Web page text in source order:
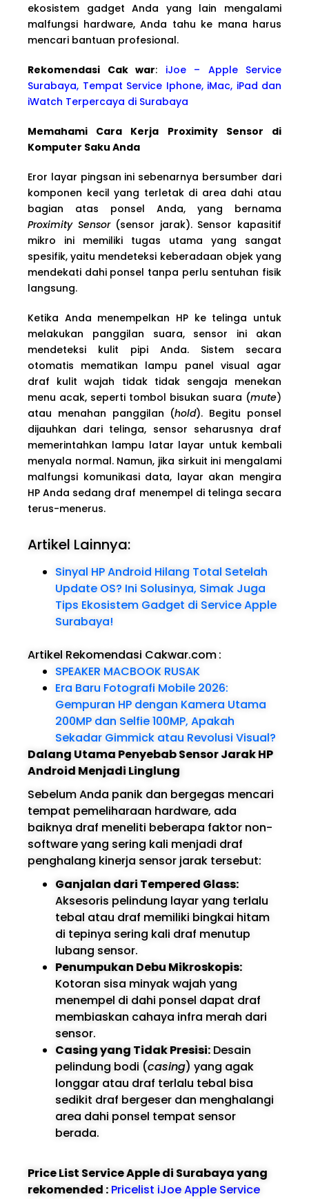
ekosistem gadget Anda yang lain mengalami
malfungsi hardware, Anda tahu ke mana harus
mencari bantuan profesional.
Rekomendasi Cak war: iJoe – Apple Service
Surabaya, Tempat Service Iphone, iMac, iPad dan
iWatch Terpercaya di Surabaya
Memahami Cara Kerja Proximity Sensor di
Komputer Saku Anda
Eror layar pingsan ini sebenarnya bersumber dari
komponen kecil yang terletak di area dahi atau
bagian atas ponsel Anda, yang bernama
Proximity Sensor(sensor jarak). Sensor kapasitif
mikro ini memiliki tugas utama yang sangat
spesifik, yaitu mendeteksi keberadaan objek yang
mendekati dahi ponsel tanpa perlu sentuhan fisik
langsung.
Ketika Anda menempelkan HP ke telinga untuk
melakukan panggilan suara, sensor ini akan
mendeteksi kulit pipi Anda. Sistem secara
otomatis mematikan lampu panel visual agar
draf kulit wajah tidak tidak sengaja menekan
menu acak, seperti tombol bisukan suara (mute)
atau menahan panggilan (hold). Begitu ponsel
dijauhkan dari telinga, sensor seharusnya draf
memerintahkan lampu latar layar untuk kembali
menyala normal. Namun, jika sirkuit ini mengalami
malfungsi komunikasi data, layar akan mengira
HP Anda sedang draf menempel di telinga secara
terus-menerus.
Artikel Lainnya:
Sinyal HP Android Hilang Total Setelah
Update OS? Ini Solusinya, Simak Juga
Tips Ekosistem Gadget di Service Apple
Surabaya!
Artikel Rekomendasi Cakwar.com:
SPEAKER MACBOOK RUSAK
Era Baru Fotografi Mobile 2026:
Gempuran HP dengan Kamera Utama
200MP dan Selfie 100MP, Apakah
Sekadar Gimmick atau Revolusi Visual?
Dalang Utama Penyebab Sensor Jarak HP
Android Menjadi Linglung
Sebelum Anda panik dan bergegas mencari
tempat pemeliharaan hardware, ada
baiknya draf meneliti beberapa faktor non-
software yang sering kali menjadi draf
penghalang kinerja sensor jarak tersebut:
Ganjalan dari Tempered Glass:
Aksesoris pelindung layar yang terlalu
tebal atau draf memiliki bingkai hitam
di tepinya sering kali draf menutup
lubang sensor.
Penumpukan Debu Mikroskopis:
Kotoran sisa minyak wajah yang
menempel di dahi ponsel dapat draf
membiaskan cahaya infra merah dari
sensor.
Casing yang Tidak Presisi: Desain
pelindung bodi (casing) yang agak
longgar atau draf terlalu tebal bisa
sedikit draf bergeser dan menghalangi
area dahi ponsel tempat sensor
berada.
Price List Service Apple di Surabaya yang
rekomended : Pricelist iJoe Apple Service